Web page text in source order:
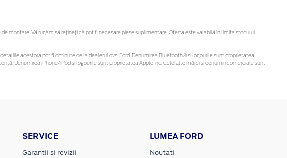
montare. Vă rugăm să rețineți că pot fi necesare piese suplimentare. Oferta este valabilă în limita stocului
acestora pot fi obținute de la dealerul dvs. Ford. Denumirea Bluetooth® și logourile sunt proprietatea
Denumirea iPhone/iPod și logourile sunt proprietatea Apple Inc. Celelalte mărci și denumiri comerciale sunt
SERVICE
Garantii si revizii
LUMEA FORD
Noutati